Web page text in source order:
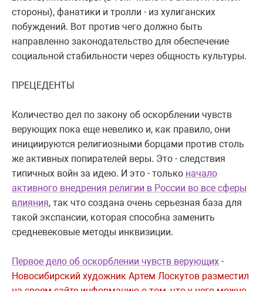
стороны), фанатики и тролли - из хулиганских
побуждений. Вот против чего должно быть
направленно законодательство для обеспечение
социальной стабильности через общность культуры.
ПРЕЦЕДЕНТЫ
Количество дел по закону об оскорблении чувств
верующих пока еще невелико и, как правило, они
инициируются религиозными борцами против столь
же активных попирателей веры. Это - следствия
типичных войн за идею. И это - только начало
активного внедрения религии в России во все сферы
влияния, так что создана очень серьезная база для
такой экспансии, которая способна заменить
средневековые методы инквизиции.
Первое дело об оскорблении чувств верующих -
Новосибирский художник Артем Лоскутов разместил